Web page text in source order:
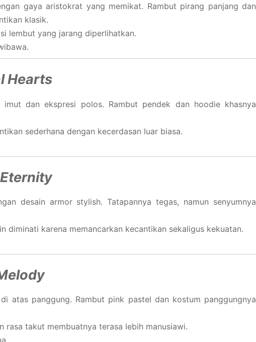
gaya aristokrat yang memikat. Rambut pirang panjang dan
klasik.
lembut yang jarang diperlihatkan.
Hearts
dan ekspresi polos. Rambut pendek dan hoodie khasnya
sederhana dengan kecerdasan luar biasa.
desain armor stylish. Tatapannya tegas, namun senyumnya
diminati karena memancarkan kecantikan sekaligus kekuatan.
atas panggung. Rambut pink pastel dan kostum panggungnya
rasa takut membuatnya terasa lebih manusiawi.